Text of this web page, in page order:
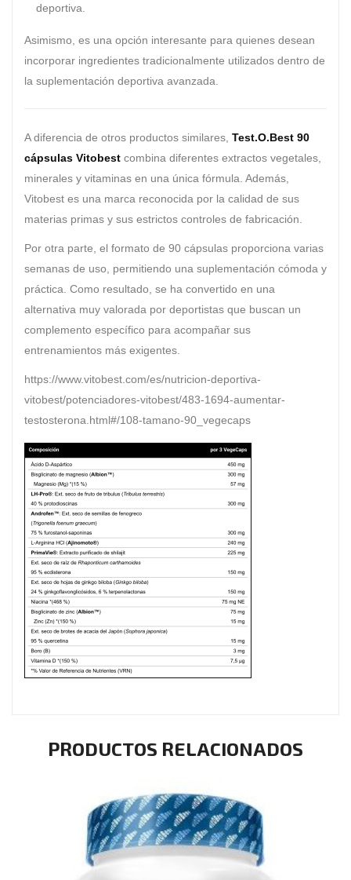
deportiva.
Asimismo, es una opción interesante para quienes desean
incorporar ingredientes tradicionalmente utilizados dentro de
la suplementación deportiva avanzada.
A diferencia de otros productos similares, Test.O.Best 90
cápsulas Vitobest combina diferentes extractos vegetales,
minerales y vitaminas en una única fórmula. Además,
Vitobest es una marca reconocida por la calidad de sus
materias primas y sus estrictos controles de fabricación.
Por otra parte, el formato de 90 cápsulas proporciona varias
semanas de uso, permitiendo una suplementación cómoda y
práctica. Como resultado, se ha convertido en una
alternativa muy valorada por deportistas que buscan un
complemento específico para acompañar sus
entrenamientos más exigentes.
https://www.vitobest.com/es/nutricion-deportiva-
vitobest/potenciadores-vitobest/483-1694-aumentar-
testosterona.html#/108-tamano-90_vegecaps
PRODUCTOS RELACIONADOS